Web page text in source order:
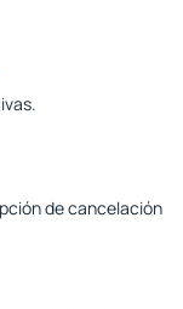
de cancelación